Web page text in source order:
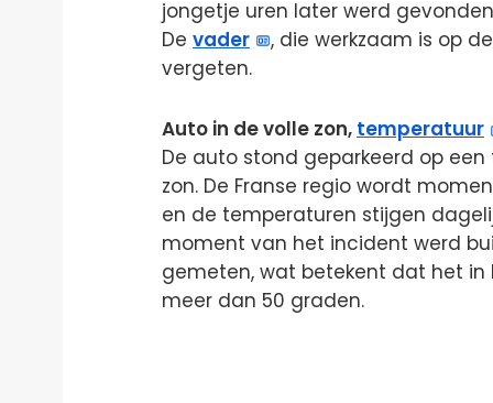
jongetje uren later werd
De vader
, die werkzaam is op
vergeten.
Auto in de volle zon, temperatuur
De auto stond geparkeerd op
zon. De Franse regio wordt
en de temperaturen stijgen
moment van het incident werd
gemeten, wat betekent dat het
meer dan 50 graden.